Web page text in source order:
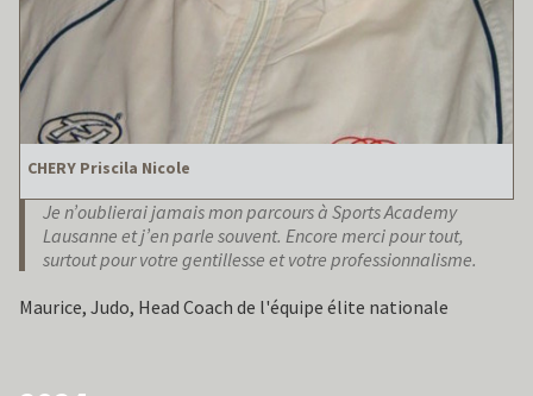
CHERY Priscila Nicole
Je n’oublierai jamais mon parcours à Sports Academy
Lausanne et j’en parle souvent. Encore merci pour tout,
surtout pour votre gentillesse et votre professionnalisme.
Maurice, Judo, Head Coach de l'équipe élite nationale